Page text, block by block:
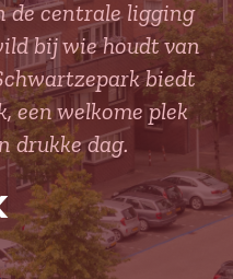
de centrale ligging
bij wie houdt van
biedt
een welkome plek
drukke dag.